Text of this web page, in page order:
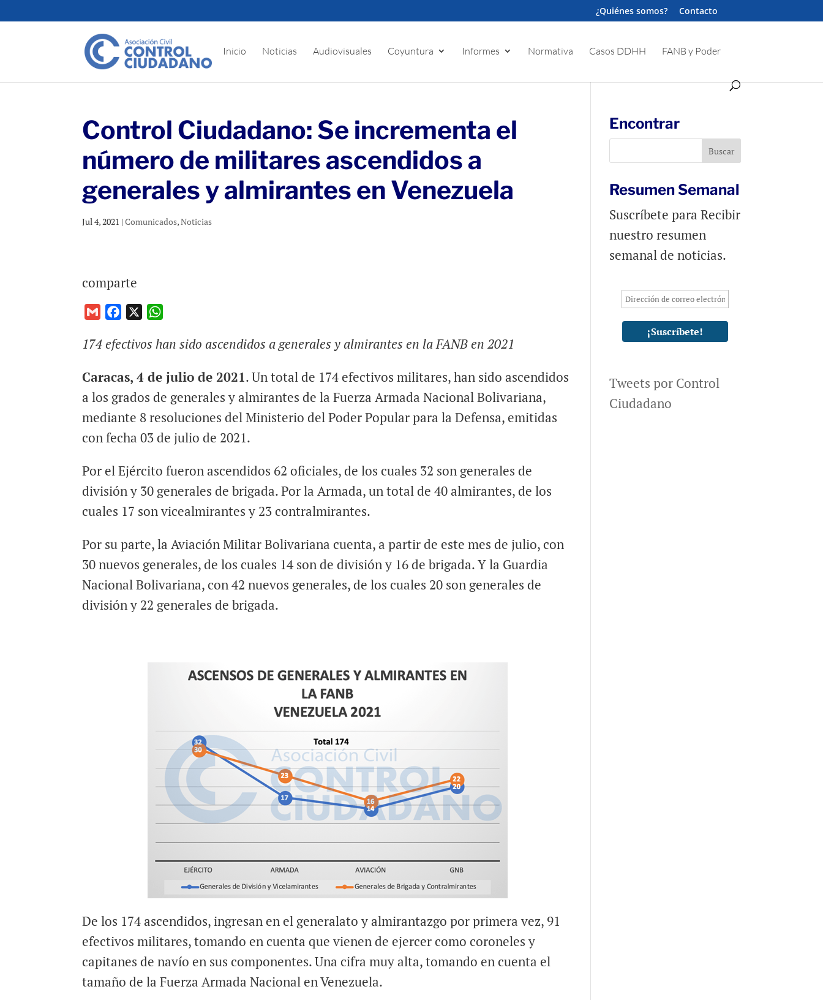
¿Quiénes somos? Contacto
Inicio Noticias Audiovisuales Coyuntura Informes Normativa Casos DDHH FANB y Poder
Control Ciudadano: Se incrementa el
número de militares ascendidos a
generales y almirantes en Venezuela
Jul 4, 2021 |Comunicados,Noticias
comparte
G
a
l
c
b
k
a
s
p
174 efectivos han sido ascendidos a generales y almirantes en la FANB en 2021
Caracas, 4 de julio de 2021. Un total de 174 efectivos militares, han sido ascendidos
a los grados de generales y almirantes de la Fuerza Armada Nacional Bolivariana,
mediante 8 resoluciones del Ministerio del Poder Popular para la Defensa, emitidas
con fecha 03 de julio de 2021.
Por el Ejército fueron ascendidos 62 oficiales, de los cuales 32 son generales de
división y 30 generales de brigada. Por la Armada, un total de 40 almirantes, de los
cuales 17 son vicealmirantes y 23 contralmirantes.
Por su parte, la Aviación Militar Bolivariana cuenta, a partir de este mes de julio, con
30 nuevos generales, de los cuales 14 son de división y 16 de brigada. Y la Guardia
Nacional Bolivariana, con 42 nuevos generales, de los cuales 20 son generales de
división y 22 generales de brigada.
De los 174 ascendidos, ingresan en el generalato y almirantazgo por primera vez, 91
efectivos militares, tomando en cuenta que vienen de ejercer como coroneles y
capitanes de navío en sus componentes. Una cifra muy alta, tomando en cuenta el
tamaño de la Fuerza Armada Nacional en Venezuela.
Encontrar
Resumen Semanal
Suscríbete para Recibir
nuestro resumen
semanal de noticias.
Tweets por Control
Ciudadano